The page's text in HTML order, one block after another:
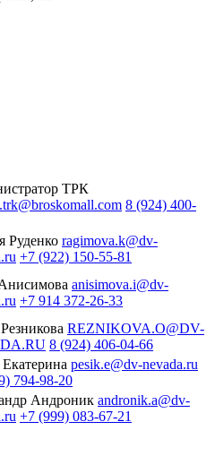
ТРК
8 (924) 400-
Руденко ragimova.k@dv-
+7 (922) 150-55-81
anisimova.i@dv-
+7 914 372-26-33
REZNIKOVA.O@DV-
8 (924) 406-04-66
pesik.e@dv-nevada.ru
794-98-20
Андроник andronik.a@dv-
+7 (999) 083-67-21